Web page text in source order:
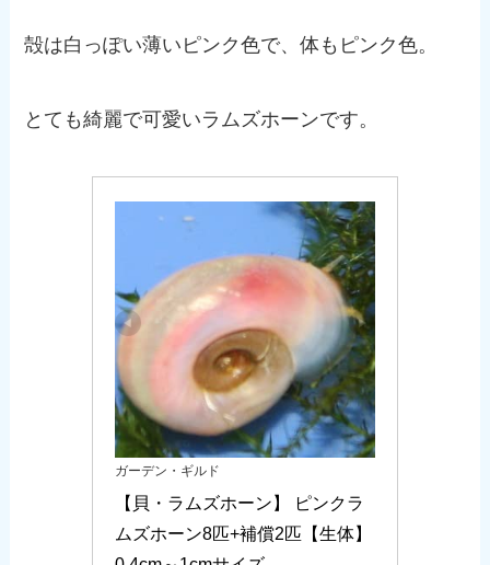
殻は白っぽい薄いピンク色で、体もピンク色。
とても綺麗で可愛いラムズホーンです。
ガーデン・ギルド
【貝・ラムズホーン】 ピンクラ
ムズホーン8匹+補償2匹【生体】